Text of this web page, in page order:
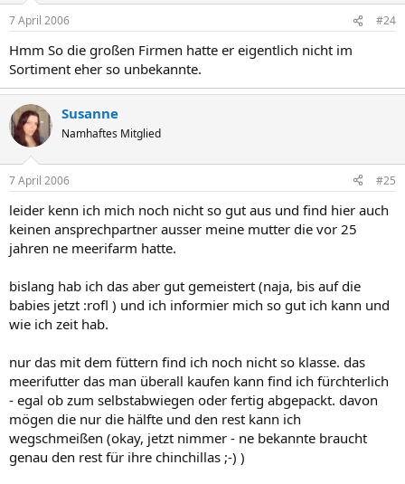
7 April 2006 #24
Hmm So die großen Firmen hatte er eigentlich nicht im
Sortiment eher so unbekannte.
Susanne
Namhaftes Mitglied
7 April 2006 #25
leider kenn ich mich noch nicht so gut aus und find hier auch
keinen ansprechpartner ausser meine mutter die vor 25
jahren ne meerifarm hatte.
bislang hab ich das aber gut gemeistert (naja, bis auf die
babies jetzt :rofl ) und ich informier mich so gut ich kann und
wie ich zeit hab.
nur das mit dem füttern find ich noch nicht so klasse. das
meerifutter das man überall kaufen kann find ich fürchterlich
- egal ob zum selbstabwiegen oder fertig abgepackt. davon
mögen die nur die hälfte und den rest kann ich
wegschmeißen (okay, jetzt nimmer - ne bekannte braucht
genau den rest für ihre chinchillas ;-) )